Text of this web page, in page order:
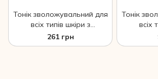
Тонік зволожувальний для
всіх типів шкіри з
ретинолом і гіалуроновою
кислотою натуральний ТМ
261 грн
Тонік
всіх